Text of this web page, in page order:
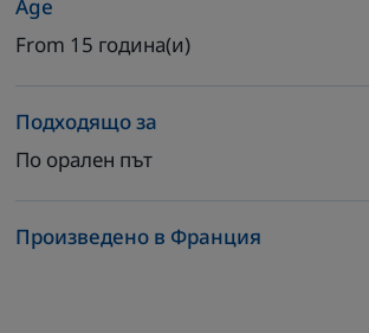
Age
From 15 година(и)
Подходящо за
По орален път
Произведено в Франция